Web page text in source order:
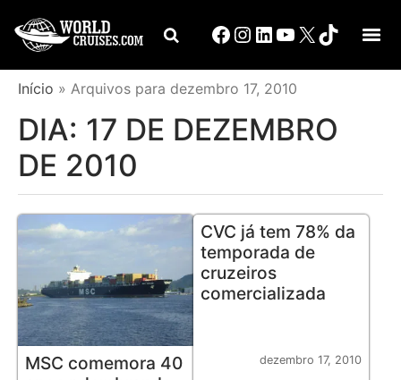
Início » Arquivos para dezembro 17, 2010
DIA: 17 DE DEZEMBRO
DE 2010
MSC comemora 40
CVC já tem 78% da
temporada de
cruzeiros
comercializada
dezembro 17, 2010